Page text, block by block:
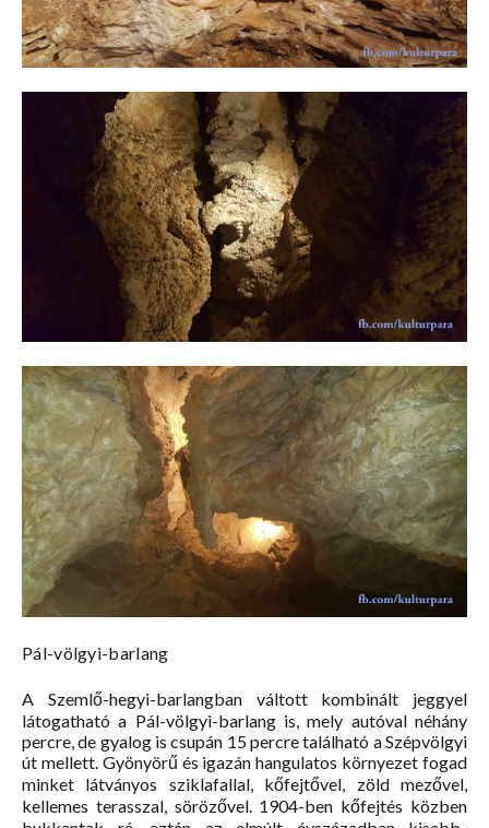
Pál-völgyi-barlang
A Szemlő-hegyi-barlangban váltott kombinált jeggyel
látogatható a Pál-völgyi-barlang is, mely autóval néhány
percre, de gyalog is csupán 15 percre található a Szépvölgyi
út mellett. Gyönyörű és igazán hangulatos környezet fogad
minket látványos sziklafallal, kőfejtővel, zöld mezővel,
kellemes terasszal, sörözővel. 1904-ben kőfejtés közben